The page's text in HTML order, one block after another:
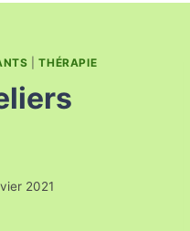
|THÉRAPIE
2021